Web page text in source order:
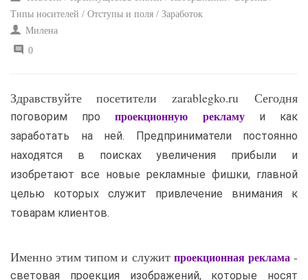
ИНТЕРНЕТ И СВЯЗЬ
УЧЕБНИК CSS
Типы носителей / Отступы и поля / Заработок
Милена
0
Здравствуйте посетители zarablegko.ru Сегодня
поговорим пропроекционную рекламуи как
заработать на ней. Предприниматели постоянно
находятся в поисках увеличения прибыли и
изобретают все новые рекламные фишки, главной
целью которых служит привлечение внимания к
товарам клиентов.
Именно этим типом и служитпроекционная реклама-
световая проекция изображений, которые носят